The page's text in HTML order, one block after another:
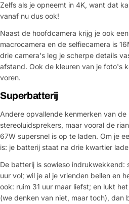
Zelfs als je opneemt in 4K, want dat
vanaf nu dus ook!
Naast de hoofdcamera krijg je ook
macrocamera en de selfiecamera is
drie camera's leg je scherpe details
afstand. Ook de kleuren van je foto's
voren.
Superbatterij
Andere opvallende kenmerken van
stereoluidsprekers, maar vooral de
67W supersnel is op te laden. Om je
is: je batterij staat na drie kwartier
De batterij is sowieso indrukwekkend:
uur vol; wil je al je vrienden bellen en
ook: ruim 31 uur maar liefst; en lukt
(we denken van niet, maar toch), dan
Delen
Jouw
Jouw
Verstuur